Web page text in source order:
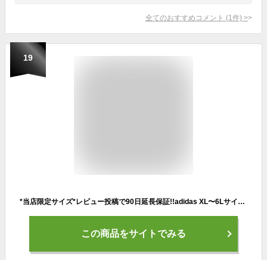
全てのおすすめコメント (1 件) >
19
*当店限定サイズ*レビュー投稿で90日延長保証!!adidas XL〜6Lサイズ 大きいサイズ 洗濯機で洗える リフレクター付き メッシュキャップ 野球帽 オールメッシュ 軽量 吸汗速乾 サイズ調整 紫外線対策 日よけ メンズ 男性 春夏秋 アディダス 232-011004 帽子 メール便送料無料
この商品をサイトでみる